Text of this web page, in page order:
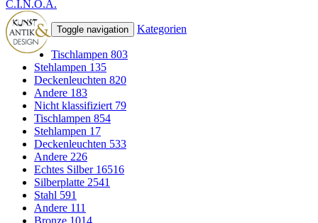
C.I.N.O.A.
Toggle navigation Kategorien
Tischlampen 803
Stehlampen 135
Deckenleuchten 820
Andere 183
Nicht klassifiziert 79
Tischlampen 854
Stehlampen 17
Deckenleuchten 533
Andere 226
Echtes Silber 16516
Silberplatte 2541
Stahl 591
Andere 111
Bronze 1014